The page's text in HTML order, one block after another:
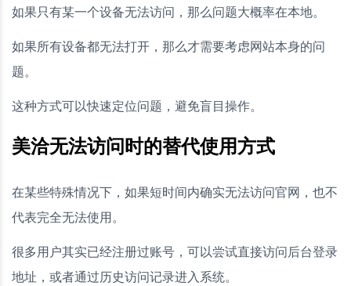
如果只有某一个设备无法访问，那么问题大概率在本地。
如果所有设备都无法打开，那么才需要考虑网站本身的问
题。
这种方式可以快速定位问题，避免盲目操作。
美洽无法访问时的替代使用方式
在某些特殊情况下，如果短时间内确实无法访问官网，也不
代表完全无法使用。
很多用户其实已经注册过账号，可以尝试直接访问后台登录
地址，或者通过历史访问记录进入系统。